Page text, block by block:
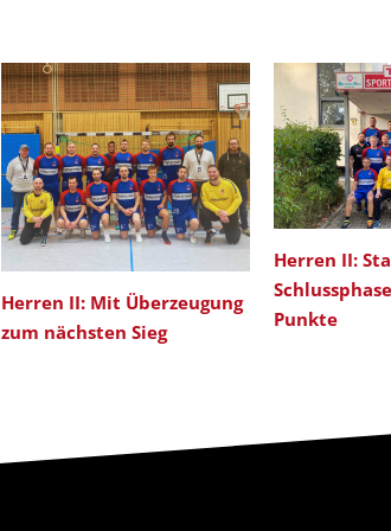
Herren II: Mit Überzeugung
zum nächsten Sieg
Herren II:
Punkte